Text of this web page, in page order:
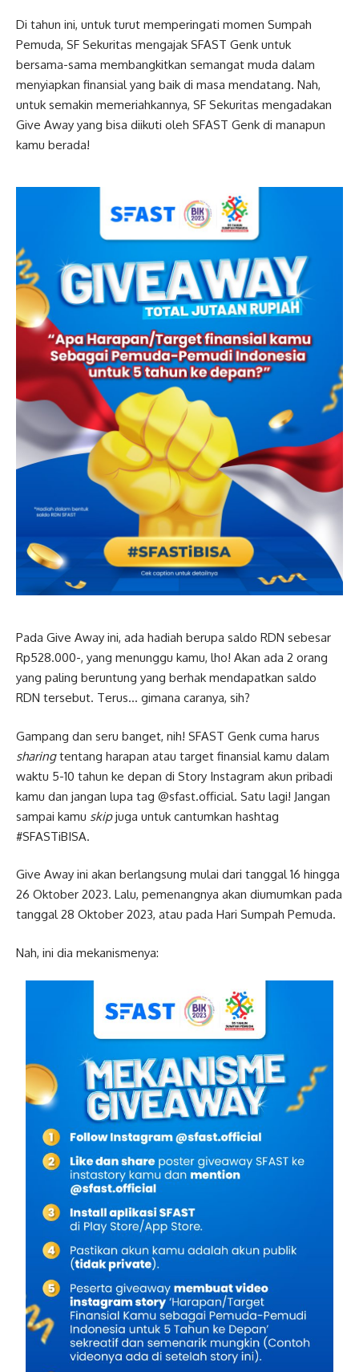
Di tahun ini, untuk turut memperingati momen Sumpah
Pemuda, SF Sekuritas mengajak SFAST Genk untuk
bersama-sama membangkitkan semangat muda dalam
menyiapkan finansial yang baik di masa mendatang. Nah,
untuk semakin memeriahkannya, SF Sekuritas mengadakan
Give Away yang bisa diikuti oleh SFAST Genk di manapun
kamu berada!
Pada Give Away ini, ada hadiah berupa saldo RDN sebesar
Rp528.000-, yang menunggu kamu, lho! Akan ada 2 orang
yang paling beruntung yang berhak mendapatkan saldo
RDN tersebut. Terus… gimana caranya, sih?
Gampang dan seru banget, nih! SFAST Genk cuma harus
sharingtentang harapan atau target finansial kamu dalam
waktu 5-10 tahun ke depan di Story Instagram akun pribadi
kamu dan jangan lupa tag @sfast.official. Satu lagi! Jangan
sampai kamu skipjuga untuk cantumkan hashtag
#SFASTiBISA.
Give Away ini akan berlangsung mulai dari tanggal 16 hingga
26 Oktober 2023. Lalu, pemenangnya akan diumumkan pada
tanggal 28 Oktober 2023, atau pada Hari Sumpah Pemuda.
Nah, ini dia mekanismenya: